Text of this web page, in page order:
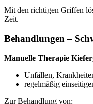
Mit den richtigen Griffen
Zeit.
Behandlungen –
Manuelle Therapie
Unfällen,
regelmäßig
Zur Behandlung von: